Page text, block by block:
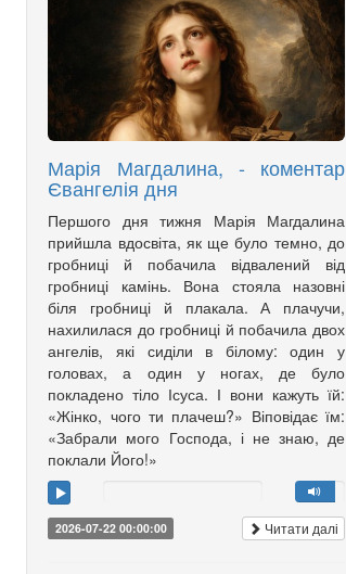
Марія Магдалина, - коментар
Євангелія дня
Першого дня тижня Марія Магдалина
прийшла вдосвіта, як ще було темно, до
гробниці й побачила відвалений від
гробниці камінь. Вона стояла назовні
біля гробниці й плакала. А плачучи,
нахилилася до гробниці й побачила двох
ангелів, які сиділи в білому: один у
головах, а один у ногах, де було
покладено тіло Ісуса. І вони кажуть їй:
«Жінко, чого ти плачеш?» Віповідає їм:
«Забрали мого Господа, і не знаю, де
поклали Його!»
2026-07-22 00:00:00 Читати далі